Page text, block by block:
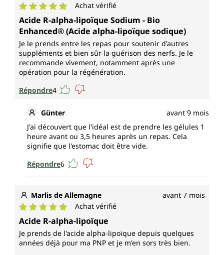
Note moyenne de 5 sur 5 étoiles
Achat vérifié
Acide R-alpha-lipoïque Sodium - Bio
Enhanced® (Acide alpha-lipoïque sodique)
Je le prends entre les repas pour soutenir d'autres
suppléments et bien sûr la guérison des nerfs. Je le
recommande vivement, notamment après une
opération pour la régénération.
Répondre4
Günter
avant 9 mois
J'ai découvert que l'idéal est de prendre les gélules 1
heure avant ou 3,5 heures après un repas. Cela
signifie que l'estomac doit être vide.
Répondre6
Marlis de Allemagne avant 7 mois
Note moyenne de 5 sur 5 étoiles
Achat vérifié
Acide R-alpha-lipoïque
Je prends de l'acide alpha-lipoïque depuis quelques
années déjà pour ma PNP et je m'en sors très bien.